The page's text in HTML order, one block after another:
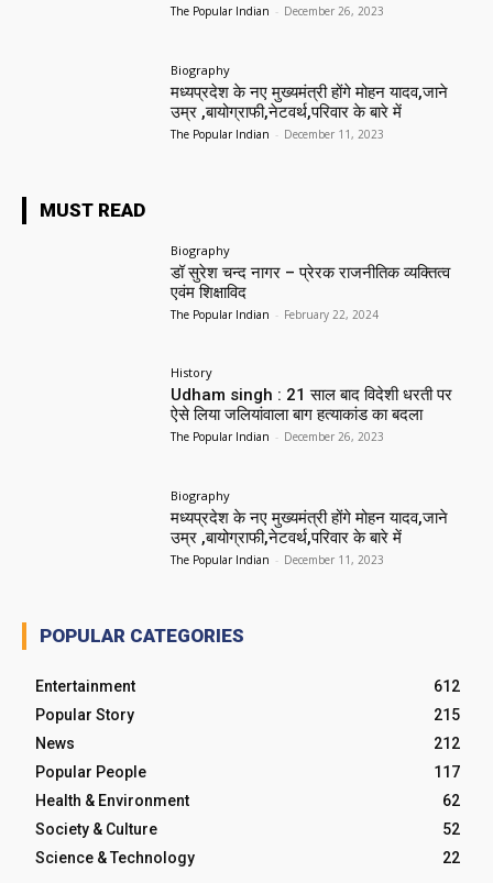
The Popular Indian - December 26, 2023
Biography
मध्यप्रदेश के नए मुख्यमंत्री होंगे मोहन यादव,जाने
उम्र ,बायोग्राफी,नेटवर्थ,परिवार के बारे में
The Popular Indian - December 11, 2023
MUST READ
Biography
डॉ सुरेश चन्द नागर – प्रेरक राजनीतिक व्यक्तित्व
एवंम शिक्षाविद
The Popular Indian - February 22, 2024
History
Udham singh : 21 साल बाद विदेशी धरती पर
ऐसे लिया जलियांवाला बाग हत्याकांड का बदला
The Popular Indian - December 26, 2023
Biography
मध्यप्रदेश के नए मुख्यमंत्री होंगे मोहन यादव,जाने
उम्र ,बायोग्राफी,नेटवर्थ,परिवार के बारे में
The Popular Indian - December 11, 2023
POPULAR CATEGORIES
Entertainment
612
Popular Story
215
News
212
Popular People
117
Health & Environment
62
Society & Culture
52
Science & Technology
22